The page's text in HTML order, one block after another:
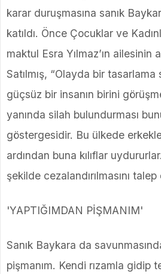
karar duruşmasına sanık
katıldı. Önce Çocuklar ve
maktul Esra Yılmaz’ın ailesinin
Satılmış, “Olayda bir
güçsüz bir insanın birini
yanında silah bulundurması
göstergesidir. Bu ülkede
ardından buna kılıflar
şekilde cezalandırılmasını
'YAPTIĞIMDAN PİŞMANIM'
Sanık Baykara da
pişmanım. Kendi rızamla gidip